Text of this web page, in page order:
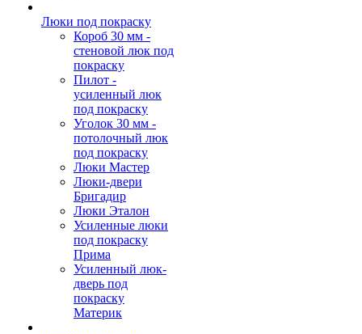
Люки под покраску
Короб 30 мм -
стеновой люк под
покраску
Пилот -
усиленный люк
под покраску
Уголок 30 мм -
потолочный люк
под покраску
Люки Мастер
Люки-двери
Бригадир
Люки Эталон
Усиленные люки
под покраску
Прима
Усиленный люк-
дверь под
покраску
Материк